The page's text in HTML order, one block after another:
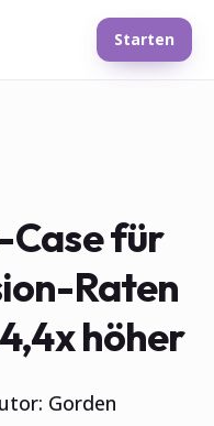
Starten
Case für
Raten
höher
Gorden